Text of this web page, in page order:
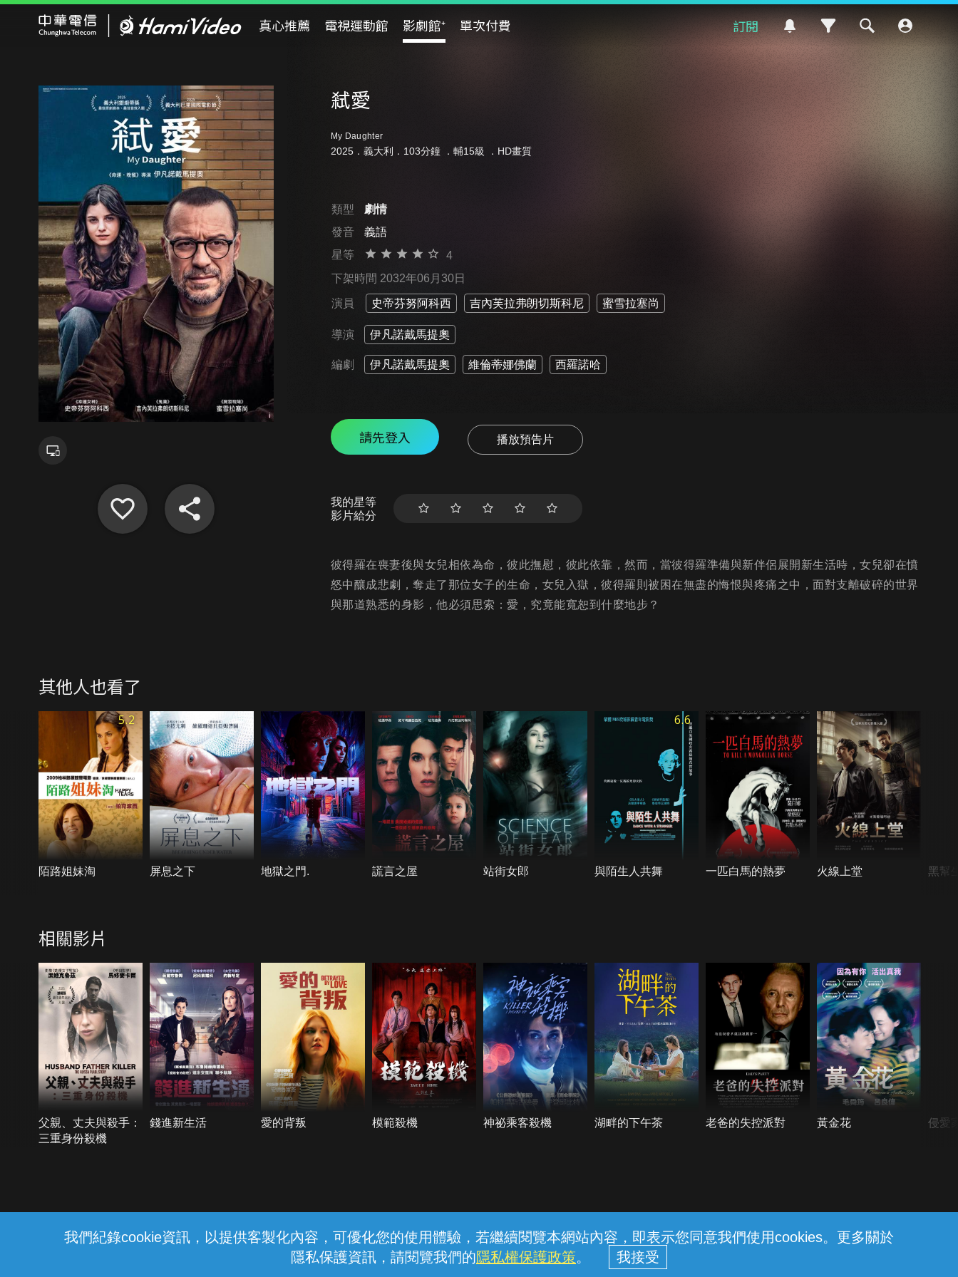
我們紀錄cookie資訊，以提供客製化內容，可優化您的使用體驗，若繼續閱覽本網站內容，即表示您同意我們使用cookies。更多關於
隱私保護資訊，請閱覽我們的隱私權保護政策。
真心推薦 電視運動館 影劇館⁺ 單次付費 訂閱
弒愛
My Daughter
2025．義大利．103分鐘 ． 輔15級 ．HD畫質
類型
劇情
發音
義語
星等
4
下架時間 2032年06月30日
演員 史帝芬努阿科西 吉內芙拉弗朗切斯科尼 蜜雪拉塞尚
導演 伊凡諾戴馬提奧
編劇 伊凡諾戴馬提奧 維倫蒂娜佛蘭 西羅諾哈
請先登入 播放預告片
我的星等
影片給分
彼得羅在喪妻後與女兒相依為命，彼此撫慰，彼此依靠，然而，當彼得羅準備與新伴侶展開新生活時，女兒卻在憤
怒中釀成悲劇，奪走了那位女子的生命，女兒入獄，彼得羅則被困在無盡的悔恨與疼痛之中，面對支離破碎的世界
與那道熟悉的身影，他必須思索：愛，究竟能寬恕到什麼地步？
其他人也看了
5.2
陌路姐妹淘 屏息之下 地獄之門. 謊言之屋 站街女郎
6.6
與陌生人共舞 一匹白馬的熱夢 火線上堂 黑幫
相關影片
父親、丈夫與殺手：
三重身份殺機
錢進新生活 愛的背叛 模範殺機 神祕乘客殺機 湖畔的下午茶 老爸的失控派對 黃金花 侵愛
線上客服 服務條款 隱私權保護
中華電信股份有限公司個人家庭分公司 (統一編號：96979949) © 2026